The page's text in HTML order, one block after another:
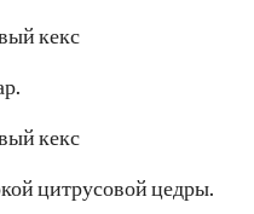
цитрусовой цедры.